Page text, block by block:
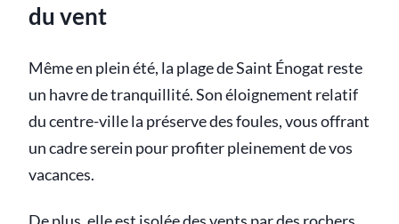
du vent
Même en plein été, la plage de Saint Énogat reste
un havre de tranquillité. Son éloignement relatif
du centre-ville la préserve des foules, vous offrant
un cadre serein pour profiter pleinement de vos
vacances.